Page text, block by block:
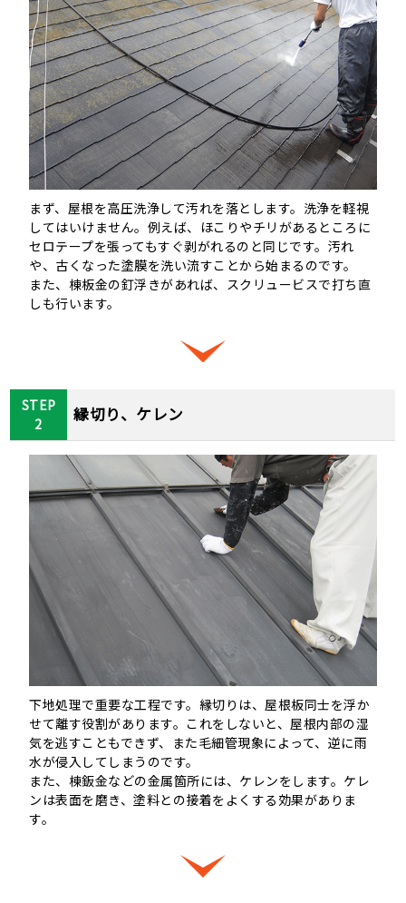
まず、屋根を高圧洗浄して汚れを落とします。洗浄を軽視
してはいけません。例えば、ほこりやチリがあるところに
セロテープを張ってもすぐ剥がれるのと同じです。汚れ
や、古くなった塗膜を洗い流すことから始まるのです。
また、棟板金の釘浮きがあれば、スクリュービスで打ち直
しも行います。
STEP
2
縁切り、ケレン
下地処理で重要な工程です。縁切りは、屋根板同士を浮か
せて離す役割があります。これをしないと、屋根内部の湿
気を逃すこともできず、また毛細管現象によって、逆に雨
水が侵入してしまうのです。
また、棟鈑金などの金属箇所には、ケレンをします。ケレ
ンは表面を磨き、塗料との接着をよくする効果がありま
す。